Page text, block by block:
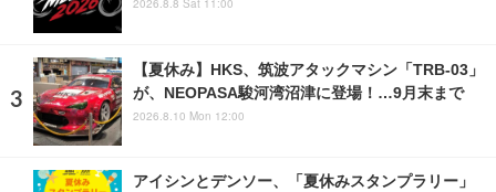
2026.8.8 Sat 11:00
【夏休み】HKS、筑波アタックマシン「TRB-03」
が、NEOPASA駿河湾沼津に登場！…9月末まで
2026.8.10 Mon 12:00
アイシンとデンソー、「夏休みスタンプラリー」